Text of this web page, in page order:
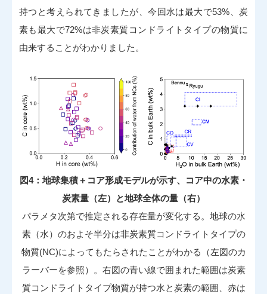
持つと考えられてきましたが、今回水は最大で53%、炭
素も最大で72%は非炭素質コンドライトタイプの物質に
由来することがわかりました。
図4：地球集積＋コア形成モデルが示す、コア中の水素・
炭素量（左）と地球全体の量（右）
パラメタ次第で推定される存在量が変化する。地球の水
素（水）のおよそ半分は非炭素質コンドライトタイプの
物質(NC)によってもたらされたことがわかる（左図のカ
ラーバーを参照）。右図の青い線で囲まれた範囲は炭素
質コンドライトタイプ物質が持つ水と炭素の範囲、赤は